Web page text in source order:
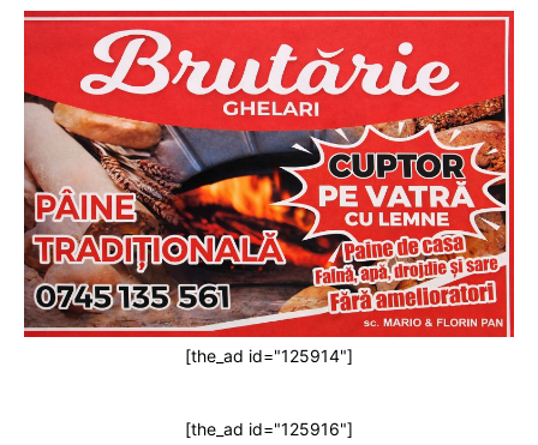
[the_ad id="125914"]
[the_ad id="125916"]